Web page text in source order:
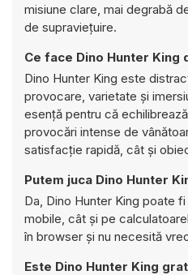
misiune clare, mai degrabă
de supraviețuire.
Ce face Dino Hunter
Dino Hunter King este
provocare, varietate și
esență pentru că
provocări intense de
satisfacție rapidă, cât și
Putem juca Dino Hunter
Da, Dino Hunter King poate
mobile, cât și pe
în browser și nu necesită
Este Dino Hunter King